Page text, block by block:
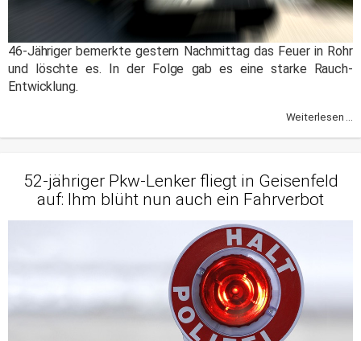
46-Jähriger bemerkte gestern Nachmittag das Feuer in Rohr
und löschte es. In der Folge gab es eine starke Rauch-
Entwicklung.
Weiterlesen ...
52-jähriger Pkw-Lenker fliegt in Geisenfeld
auf: Ihm blüht nun auch ein Fahrverbot